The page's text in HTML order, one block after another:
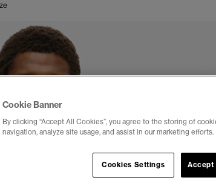
Cookie Banner
By clicking “Accept All Cookies”, you agree to the storing of
navigation, analyze site usage, and assist in our marketing efforts.
Accept
Cookies Settings